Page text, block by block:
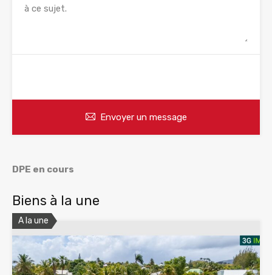
Envoyer un message
DPE en cours
Biens à la une
A la une